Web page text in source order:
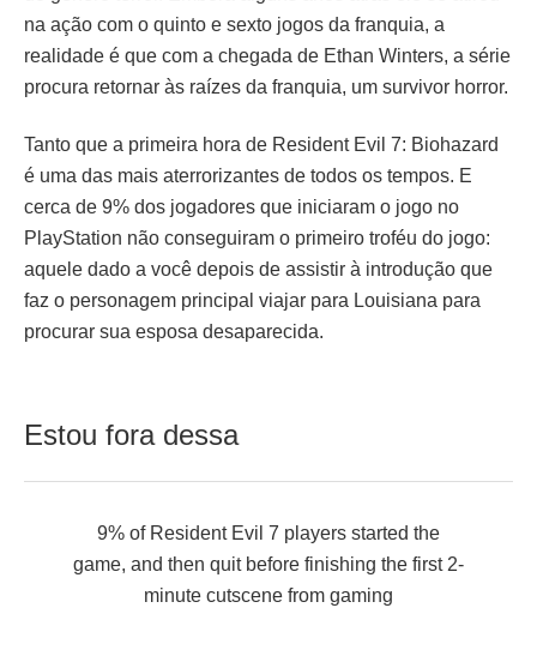
na ação com o quinto e sexto jogos da franquia, a
realidade é que com a chegada de Ethan Winters, a série
procura retornar às raízes da franquia, um survivor horror.
Tanto que a primeira hora de Resident Evil 7: Biohazard
é uma das mais aterrorizantes de todos os tempos. E
cerca de 9% dos jogadores que iniciaram o jogo no
PlayStation não conseguiram o primeiro troféu do jogo:
aquele dado a você depois de assistir à introdução que
faz o personagem principal viajar para Louisiana para
procurar sua esposa desaparecida.
Estou fora dessa
9% of Resident Evil 7 players started the
game, and then quit before finishing the first 2-
minute cutscene from gaming